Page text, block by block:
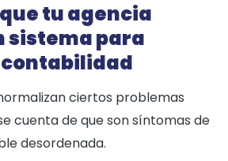
tu agencia
sistema para
ciertos problemas
cuenta de que son síntomas de
desordenada.